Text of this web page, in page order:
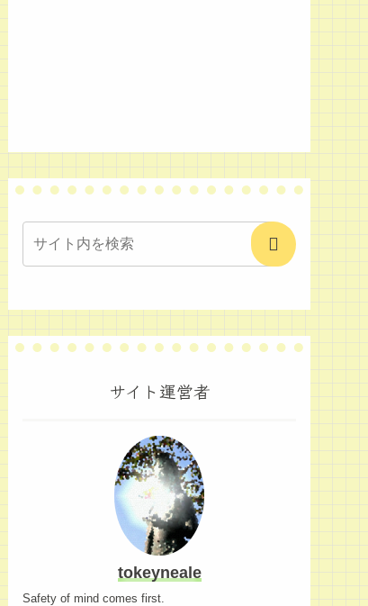
サイト運営者
tokeyneale
Safety of mind comes first.